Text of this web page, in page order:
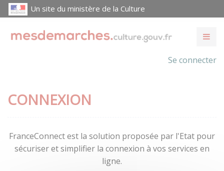
Un site du ministère de la Culture
Se connecter
CONNEXION
FranceConnect est la solution proposée par l'Etat pour
sécuriser et simplifier la connexion à vos services en
ligne.